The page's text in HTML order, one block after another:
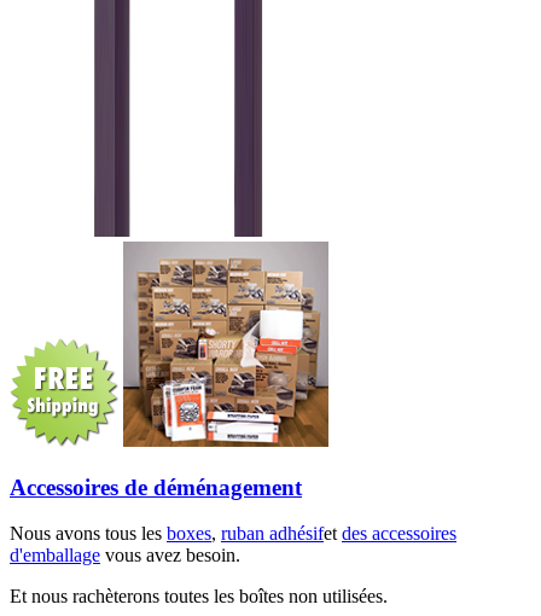
Accessoires de déménagement
Nous avons tous les boxes, ruban adhésifetdes accessoires
d'emballage vous avez besoin.
Et nous rachèterons toutes les boîtes non utilisées.